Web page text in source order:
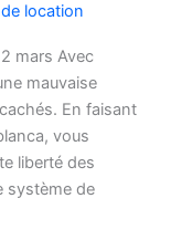
location
mars Avec
mauvaise
En faisant
vous
liberté des
système de